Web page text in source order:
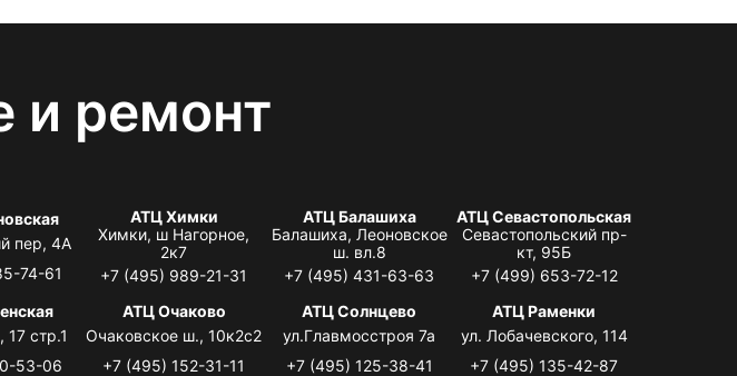
и ремонт
пер, 4А
74-61
АТЦ Химки
Химки, ш Нагорное,
2к7
+7 (495) 989-21-31
АТЦ Балашиха
Балашиха, Леоновское
ш. вл.8
+7 (495) 431-63-63
АТЦ Севастопольская
Севастопольский пр-
кт, 95Б
+7 (499) 653-72-12
17 стр.1
53-06
АТЦ Очаково
Очаковское ш., 10к2с2
+7 (495) 152-31-11
АТЦ Солнцево
ул.Главмосстроя 7а
+7 (495) 125-38-41
АТЦ Раменки
ул. Лобачевского, 114
+7 (495) 135-42-87